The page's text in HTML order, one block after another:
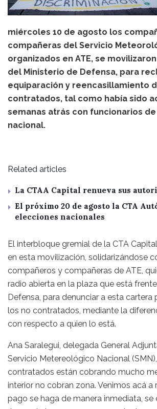
miércoles 10 de agosto los
compañeras del Servicio
organizados en ATE, se
del Ministerio de Defensa, para
equiparación y reencasillamiento
contratados, tal como había sido
semanas atrás con funcionarios
nacional.
Related articles
La CTAA Capital renueva sus
El próximo 20 de agosto la CTA
elecciones nacionales
El interbloque gremial de la CTA
en esta movilización, solidarizándose
compañeros y compañeras de ATE,
radio abierta en la plaza que está
Defensa, para denunciar a esta cartera
los no contratados, mediante la
con respecto a quien lo está.
Ana Saralegui, delegada General
Servicio Metereológico Nacional
contratados están cobrando mucho
interior no cobran zona. Venimos acá a
pago se haga de manera inmediata, se